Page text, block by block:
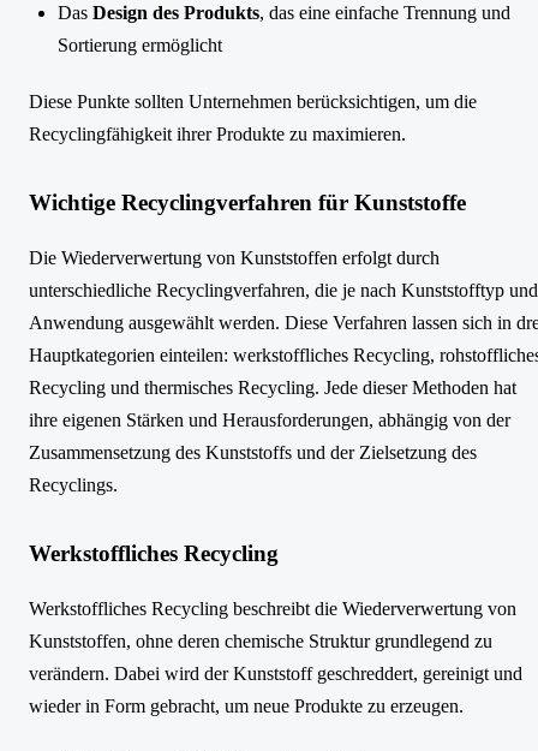
Das Design des Produkts, das eine einfache Trennung und
Sortierung ermöglicht
Diese Punkte sollten Unternehmen berücksichtigen, um die
Recyclingfähigkeit ihrer Produkte zu maximieren.
Wichtige Recyclingverfahren für Kunststoffe
Die Wiederverwertung von Kunststoffen erfolgt durch
unterschiedliche Recyclingverfahren, die je nach Kunststofftyp und
Anwendung ausgewählt werden. Diese Verfahren lassen sich in
Hauptkategorien einteilen: werkstoffliches Recycling,
Recycling und thermisches Recycling. Jede dieser Methoden hat
ihre eigenen Stärken und Herausforderungen, abhängig von der
Zusammensetzung des Kunststoffs und der Zielsetzung des
Recyclings.
Werkstoffliches Recycling
Werkstoffliches Recycling beschreibt die Wiederverwertung von
Kunststoffen, ohne deren chemische Struktur grundlegend zu
verändern. Dabei wird der Kunststoff geschreddert, gereinigt und
wieder in Form gebracht, um neue Produkte zu erzeugen.